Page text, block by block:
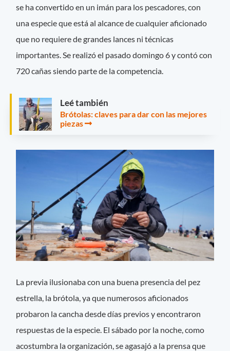
se ha convertido en un imán para los pescadores, con
una especie que está al alcance de cualquier aficionado
que no requiere de grandes lances ni técnicas
importantes. Se realizó el pasado domingo 6 y contó con
720 cañas siendo parte de la competencia.
Leé también
Brótolas: claves para dar con las mejores
piezas
La previa ilusionaba con una buena presencia del pez
estrella, la brótola, ya que numerosos aficionados
probaron la cancha desde días previos y encontraron
respuestas de la especie. El sábado por la noche, como
acostumbra la organización, se agasajó a la prensa que